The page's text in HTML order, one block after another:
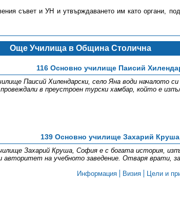
съвет и УН и утвърждаването им като органи,
Още Училища в Община Столична
116 Основно училище Паисий
Паисий Хилендарски, село Яна води началото
в преустроен турски хамбар, който е
139 Основно училище Захарий
Захарий Круша, София е с богата история,
авторитет на учебното заведение. Отваря врати,
Информация
Визия Цели и